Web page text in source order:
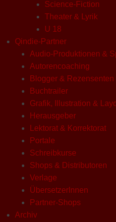
Science-Fiction
Theater & Lyrik
U 18
Qindie-Partner
Audio-Produktionen &
Autorencoaching
Blogger & Rezensenten
Buchtrailer
Grafik, Illustration &
Herausgeber
Lektorat & Korrektorat
Portale
Schreibkurse
Shops & Distributoren
Verlage
ÜbersetzerInnen
Partner-Shops
Archiv